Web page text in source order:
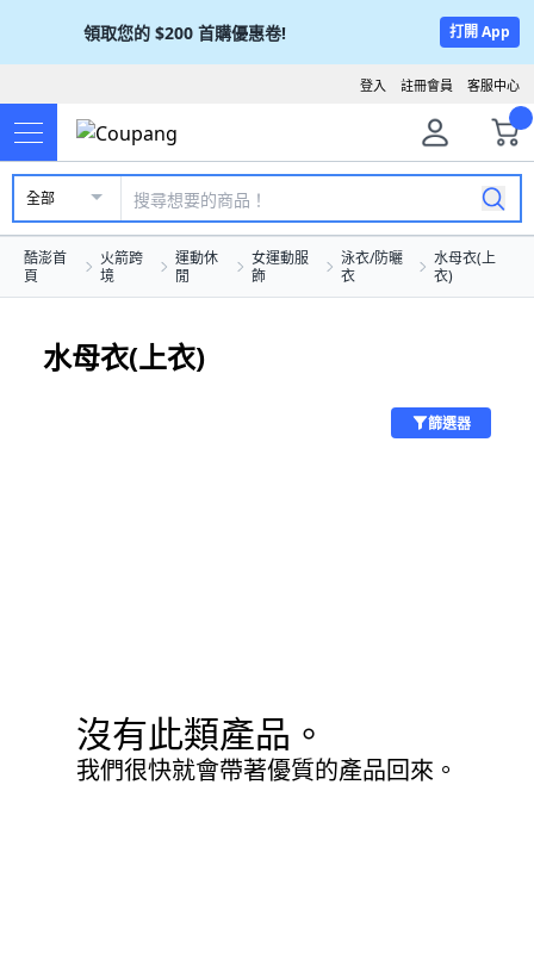
領取您的 $200 首購優惠卷! 打開 App
客服中心
註冊會員
登入
全部
酷澎首
頁
火箭跨
境
運動休
閒
女運動服
飾
泳衣/防曬
衣
水母衣(上
衣)
水母衣(上衣)
篩選器
沒有此類產品。
我們很快就會帶著優質的產品回來。